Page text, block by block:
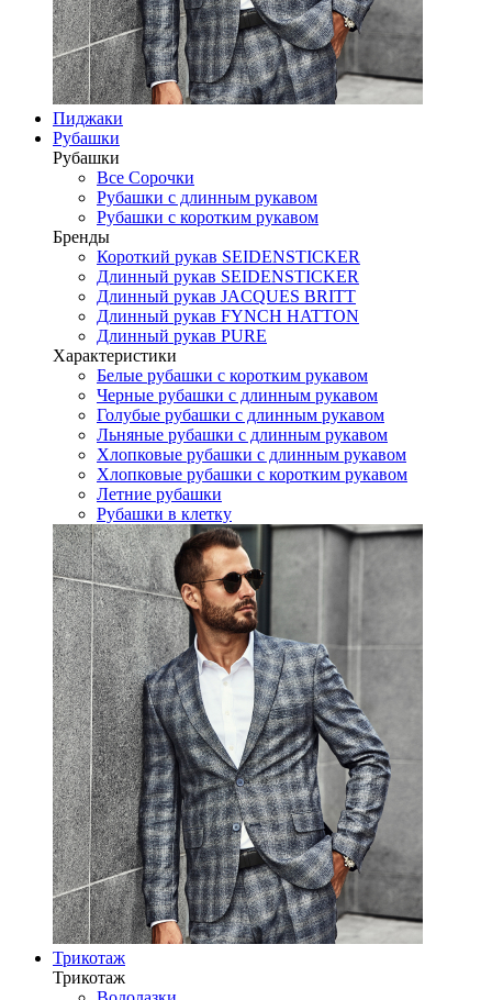
Пиджаки
Рубашки
Рубашки
Все Сорочки
Рубашки с длинным рукавом
Рубашки с коротким рукавом
Бренды
Короткий рукав SEIDENSTICKER
Длинный рукав SEIDENSTICKER
Длинный рукав JAСQUES BRITT
Длинный рукав FYNCH HATTON
Длинный рукав PURE
Характеристики
Белые рубашки с коротким рукавом
Черные рубашки с длинным рукавом
Голубые рубашки с длинным рукавом
Льняные рубашки с длинным рукавом
Хлопковые рубашки с длинным рукавом
Хлопковые рубашки с коротким рукавом
Летние рубашки
Рубашки в клетку
Трикотаж
Трикотаж